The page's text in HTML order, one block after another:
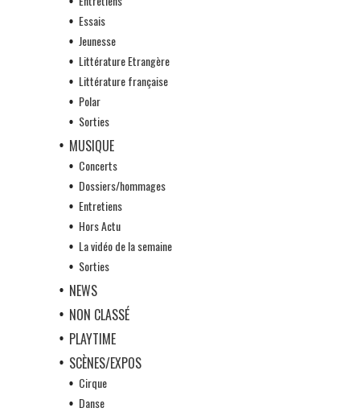
Essais
Jeunesse
Littérature Etrangère
Littérature française
Polar
Sorties
MUSIQUE
Concerts
Dossiers/hommages
Entretiens
Hors Actu
La vidéo de la semaine
Sorties
NEWS
NON CLASSÉ
PLAYTIME
SCÈNES/EXPOS
Cirque
Danse